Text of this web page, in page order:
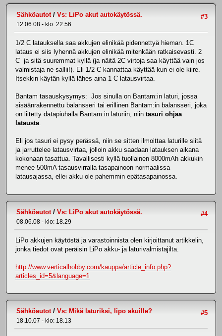
#3
Sähköautot/ Vs: LiPo akut autokäytössä.
12.06.08 - klo: 22.56
1/2 C latauksella saa akkujen elinikää pidennettyä hieman. 1C
lataus ei siis lyhennä akkujen elinikää mitenkään ratkaisevasti. 2
C ja sitä suuremmat kyllä (ja näitä 2C virtoja saa käyttää vain jos
valmistaja ne sallii!). Eli 1/2 C kannattaa käyttää kun ei ole kiire.
Itsekkin käytän kyllä lähes aina 1 C latausvirtaa.
Bantam tasauskysymys: Jos sinulla on Bantam:in laturi, jossa
sisäänrakennettu balansseri tai erillinen Bantam:in balansseri, joka
on liitetty datapiuhalla Bantam:in laturiin, niin tasuri ohjaa
latausta.
Eli jos tasuri ei pysy perässä, niin se sitten ilmoittaa laturille siitä
ja jarruttelee latausvirtaa, jolloin akku saadaan latauksen aikana
kokonaan tasattua. Tavallisesti kyllä tuollainen 8000mAh akkukin
menee 500mA tasausvirralla tasapainoon normaalissa
latausajassa, ellei akku ole pahemmin epätasapainossa.
#4
Sähköautot/ Vs: LiPo akut autokäytössä.
08.06.08 - klo: 18.29
LiPo akkujen käytöstä ja varastoinnista olen kirjoittanut artikkelin,
jonka tiedot ovat peräisin LiPo akku- ja laturivalmistajilta.
http://www.verticalhobby.com/kauppa/article_info.php?
articles_id=5&language=fi
#5
Sähköautot/ Vs: Mikä laturiksi, lipo akuille?
18.10.07 - klo: 18.13